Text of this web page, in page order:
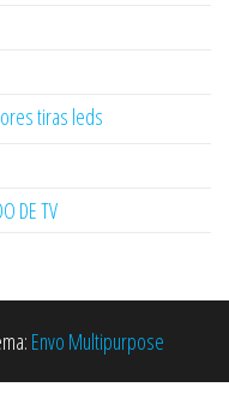
tiras leds
DE TV
Envo Multipurpose